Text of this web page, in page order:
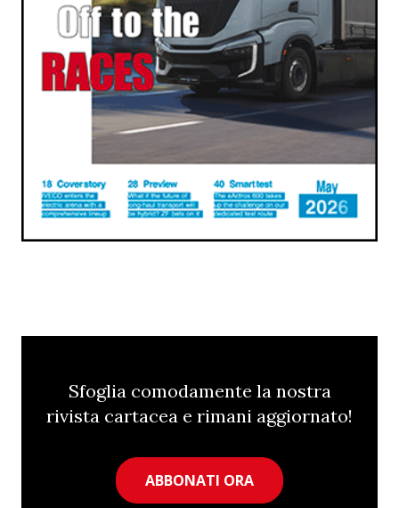
Sfoglia comodamente la nostra
rivista cartacea e rimani aggiornato!
ABBONATI ORA